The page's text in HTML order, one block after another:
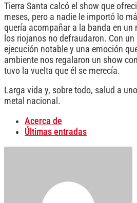
Tierra Santa calcó el show que
meses, pero a nadie le importó lo
quería acompañar a la banda en un
los riojanos no defraudaron. Con
ejecución notable y una emoción
ambiente nos regalaron un show
tuvo la vuelta que él se merecía.
Larga vida y, sobre todo, salud a
metal nacional.
Acerca de
Últimas entradas